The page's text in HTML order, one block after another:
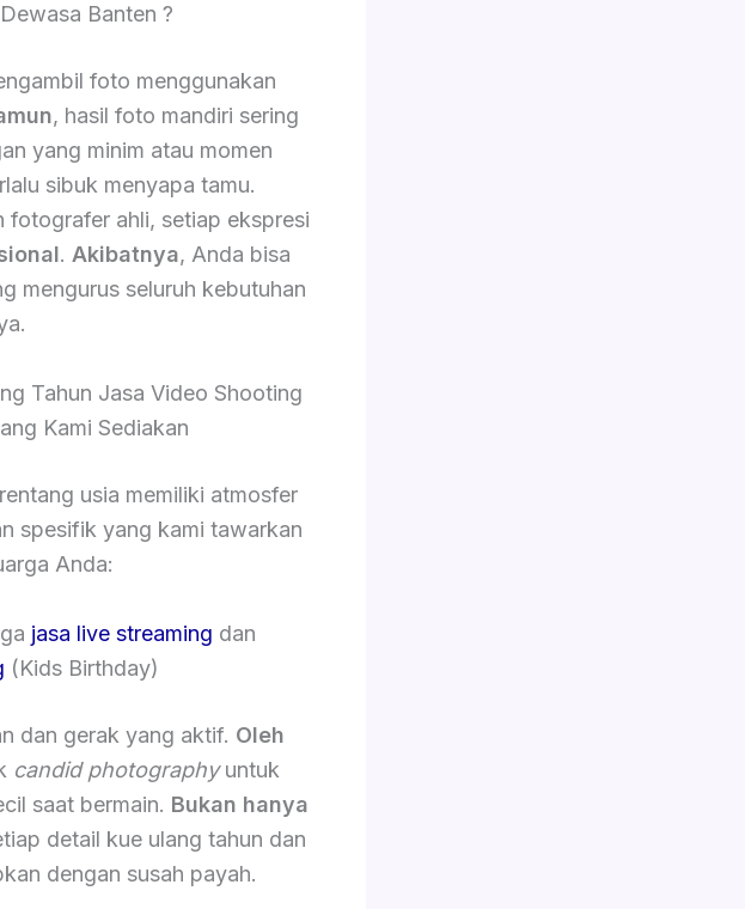
Banten ?
foto menggunakan
, hasil foto mandiri sering
yang minim atau momen
sibuk menyapa tamu.
fotografer ahli, setiap ekspresi
. Akibatnya, Anda bisa
mengurus seluruh kebutuhan
Tahun Jasa Video Shooting
Kami Sediakan
usia memiliki atmosfer
spesifik yang kami tawarkan
Anda:
jasa live streaming dan
(Kids Birthday)
dan gerak yang aktif. Oleh
candid photographyuntuk
saat bermain. Bukan hanya
detail kue ulang tahun dan
dengan susah payah.